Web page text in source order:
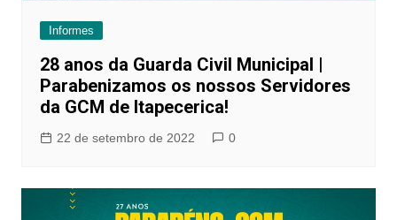
Informes
28 anos da Guarda Civil Municipal |
Parabenizamos os nossos Servidores
da GCM de Itapecerica!
22 de setembro de 2022 0